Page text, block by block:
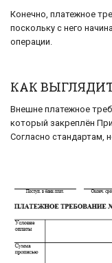
Конечно, платежное
поскольку с него
операции.
КАК
Внешне платежное
который закреплён
Согласно стандартам,